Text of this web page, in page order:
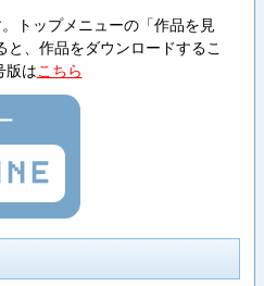
トップメニューの「作品を見
、作品をダウンロードするこ
版はこちら